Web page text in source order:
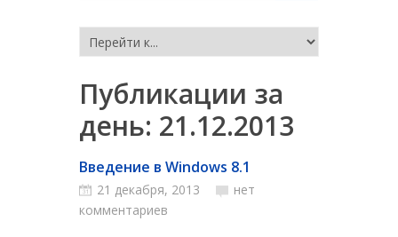
Публикации за
день: 21.12.2013
Введение в Windows 8.1
21 декабря, 2013
нет
комментариев